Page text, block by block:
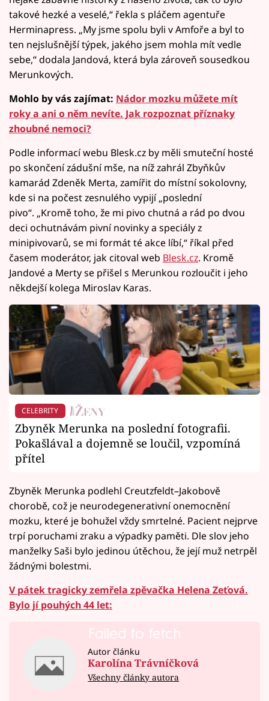
takové hezké a veselé,“ řekla s pláčem agentuře
Herminapress. „My jsme spolu byli v Amfoře a byl to
ten nejslušnější týpek, jakého jsem mohla mít vedle
sebe,“ dodala Jandová, která byla zároveň sousedkou
Merunkových.
Mohlo by vás zajímat: Nádor mozku můžete mít
roky a ani o něm nevíte. Jak rozpoznat příznaky
zhoubné nemoci?
Podle informací webu Blesk.cz by měli smuteční hosté
po skončení zádušní mše, na níž zahrál Zbyňkův
kamarád Zdeněk Merta, zamířit do místní sokolovny,
kde si na počest zesnulého vypijí „poslední
pivo“. „Kromě toho, že mi pivo chutná a rád po dvou
deci ochutnávám pivní novinky a speciály z
minipivovarů, se mi formát té akce líbí,“ říkal před
časem moderátor, jak citoval web Blesk.cz. Kromě
Jandové a Merty se přišel s Merunkou rozloučit i jeho
někdejší kolega Miroslav Karas.
CELEBRITY
Zbyněk Merunka na poslední fotografii.
Pokašlával a dojemně se loučil, vzpomíná
přítel
Zbyněk Merunka podlehl Creutzfeldt–Jakobově
chorobě, což je neurodegenerativní onemocnění
mozku, které je bohužel vždy smrtelné. Pacient nejprve
trpí poruchami zraku a výpadky paměti. Dle slov jeho
manželky Saši bylo jedinou útěchou, že její muž netrpěl
žádnými bolestmi.
V pátek tragicky zemřela zpěvačka Helena Zeťová.
Bylo jí pouhých 44 let:
Failed to fetch
Autor článku
Karolína Trávníčková
Všechny články autora